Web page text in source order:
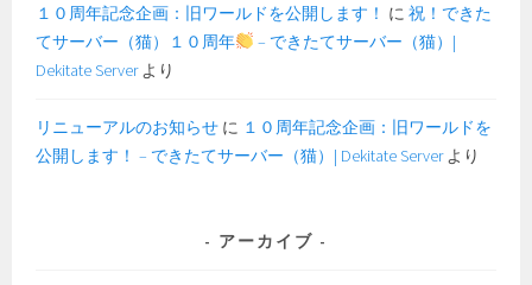
１０周年記念企画：旧ワールドを公開します！ に祝！できた
てサーバー（猫）１０周年
– できたてサーバー（猫）|
Dekitate Serverより
リニューアルのお知らせ に １０周年記念企画：旧ワールドを
公開します！ – できたてサーバー（猫）| Dekitate Serverより
アーカイブ